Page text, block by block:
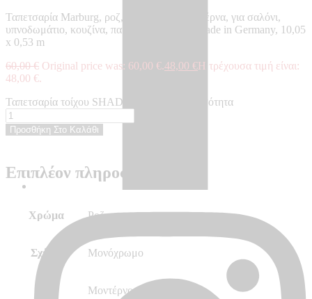
Ταπετσαρία Marburg, ροζ, μονόχρωμη, μοντέρνα, για σαλόνι,
υπνοδωμάτιο, κουζίνα, παιδικό δωμάτιο – Made in Germany, 10,05
x 0,53 m
60,00€ Original price was: 60,00 €.48,00 €Η τρέχουσα τιμή είναι:
48,00 €.
Ταπετσαρία τοίχου SHADES - SH32432 ποσότητα
Προσθήκη Στο Καλάθι
Επιπλέον πληροφορίες
Χρώμα Ροζ
Σχέδιο Μονόχρωμο
Μοντέρνο